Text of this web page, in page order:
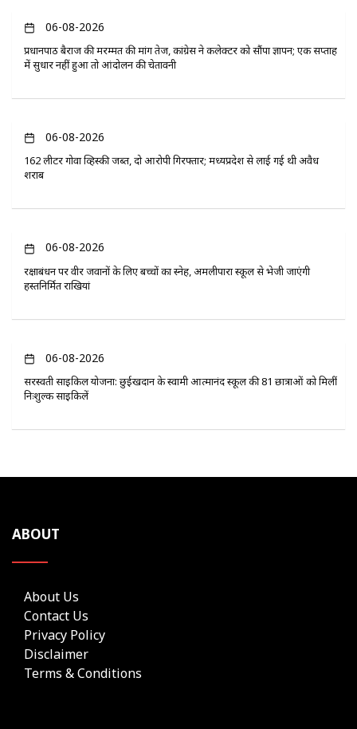
06-08-2026
प्रधानपाठ बैराज की मरम्मत की मांग तेज, कांग्रेस ने कलेक्टर को सौंपा ज्ञापन; एक सप्ताह
में सुधार नहीं हुआ तो आंदोलन की चेतावनी
06-08-2026
162 लीटर गोवा व्हिस्की जब्त, दो आरोपी गिरफ्तार; मध्यप्रदेश से लाई गई थी अवैध
शराब
06-08-2026
रक्षाबंधन पर वीर जवानों के लिए बच्चों का स्नेह, अमलीपारा स्कूल से भेजी जाएंगी
हस्तनिर्मित राखियां
06-08-2026
सरस्वती साइकिल योजना: छुईखदान के स्वामी आत्मानंद स्कूल की 81 छात्राओं को मिलीं
निःशुल्क साइकिलें
ABOUT
About Us
Contact Us
Privacy Policy
Disclaimer
Terms & Conditions